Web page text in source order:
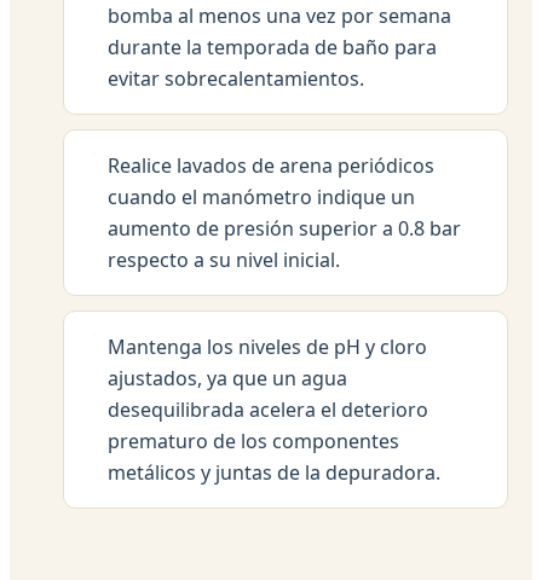
bomba al menos una vez por semana
durante la temporada de baño para
evitar sobrecalentamientos.
Realice lavados de arena periódicos
cuando el manómetro indique un
aumento de presión superior a 0.8 bar
respecto a su nivel inicial.
Mantenga los niveles de pH y cloro
ajustados, ya que un agua
desequilibrada acelera el deterioro
prematuro de los componentes
metálicos y juntas de la depuradora.